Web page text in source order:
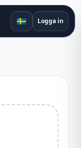
🇸🇪 Logga in